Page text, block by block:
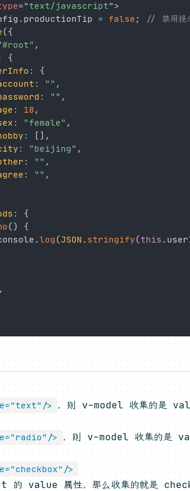
="text/javascript">
. productionTip = false ;
// 禁用提
({
,
{
:
{
: "" ,
: "" ,
: 18 ,
: "female" ,
: [ ] ,
: "beijing" ,
: "" ,
: "" ,
:
{
()
{
.log(JSON . stringify(this .
>
，则 v-model 收集的是
>
，则 v-model 收集的是
>
的 value 属性，那么收集的就是